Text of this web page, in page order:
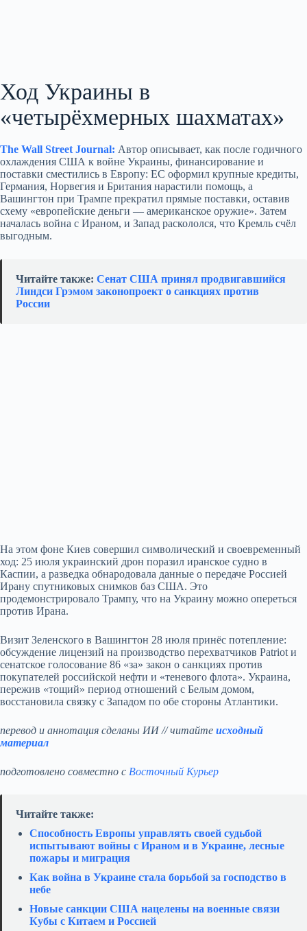
Ход Украины в
«четырёхмерных шахматах»
The Wall Street Journal: Автор описывает, как после годичного
охлаждения США к войне Украины, финансирование и
поставки сместились в Европу: ЕС оформил крупные кредиты,
Германия, Норвегия и Британия нарастили помощь, а
Вашингтон при Трампе прекратил прямые поставки, оставив
схему «европейские деньги — американское оружие». Затем
началась война с Ираном, и Запад раскололся, что Кремль счёл
выгодным.
Читайте также: Сенат США принял продвигавшийся
Линдси Грэмом законопроект о санкциях против
России
На этом фоне Киев совершил символический и своевременный
ход: 25 июля украинский дрон поразил иранское судно в
Каспии, а разведка обнародовала данные о передаче Россией
Ирану спутниковых снимков баз США. Это
продемонстрировало Трампу, что на Украину можно опереться
против Ирана.
Визит Зеленского в Вашингтон 28 июля принёс потепление:
обсуждение лицензий на производство перехватчиков Patriot и
сенатское голосование 86 «за» закон о санкциях против
покупателей российской нефти и «теневого флота». Украина,
пережив «тощий» период отношений с Белым домом,
восстановила связку с Западом по обе стороны Атлантики.
перевод и аннотация сделаны ИИ // читайте исходный
материал
подготовлено совместно с Восточный Курьер
Читайте также:
Способность Европы управлять своей судьбой
испытывают войны с Ираном и в Украине, лесные
пожары и миграция
Как война в Украине стала борьбой за господство в
небе
Новые санкции США нацелены на военные связи
Кубы с Китаем и Россией